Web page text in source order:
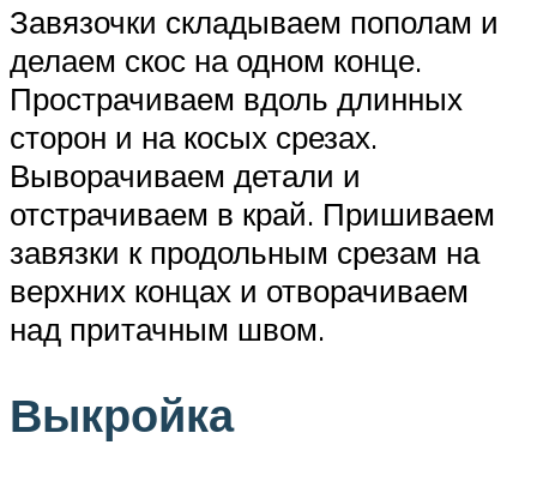
Завязочки складываем пополам и
делаем скос на одном конце.
Прострачиваем вдоль длинных
сторон и на косых срезах.
Выворачиваем детали и
отстрачиваем в край. Пришиваем
завязки к продольным срезам на
верхних концах и отворачиваем
над притачным швом.
Выкройка